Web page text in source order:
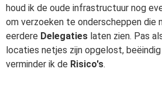
houd ik de oude infrastructuur nog
om verzoeken te onderscheppen die
eerdere Delegaties laten zien. Pas
locaties netjes zijn opgelost,
verminder ik de Risico's.